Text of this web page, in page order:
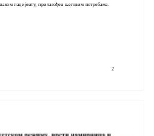
2
пацијенту, прилагођен његовим потребама.